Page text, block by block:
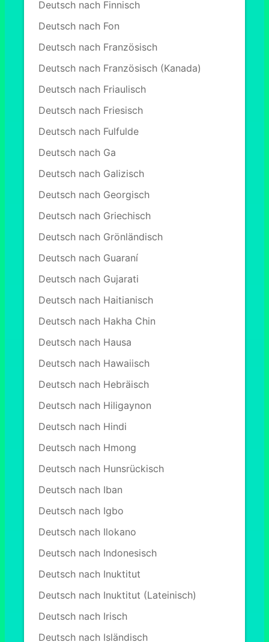
Deutsch nach Finnisch
Deutsch nach Fon
Deutsch nach Französisch
Deutsch nach Französisch (Kanada)
Deutsch nach Friaulisch
Deutsch nach Friesisch
Deutsch nach Fulfulde
Deutsch nach Ga
Deutsch nach Galizisch
Deutsch nach Georgisch
Deutsch nach Griechisch
Deutsch nach Grönländisch
Deutsch nach Guaraní
Deutsch nach Gujarati
Deutsch nach Haitianisch
Deutsch nach Hakha Chin
Deutsch nach Hausa
Deutsch nach Hawaiisch
Deutsch nach Hebräisch
Deutsch nach Hiligaynon
Deutsch nach Hindi
Deutsch nach Hmong
Deutsch nach Hunsrückisch
Deutsch nach Iban
Deutsch nach Igbo
Deutsch nach Ilokano
Deutsch nach Indonesisch
Deutsch nach Inuktitut
Deutsch nach Inuktitut (Lateinisch)
Deutsch nach Irisch
Deutsch nach Isländisch